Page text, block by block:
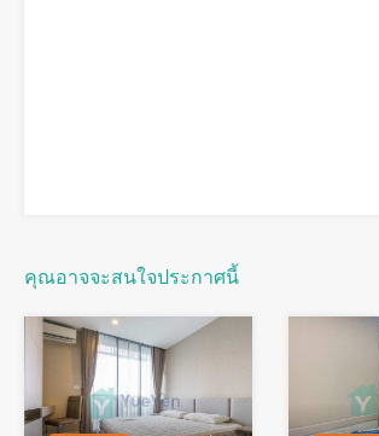
คุณอาจจะสนใจประกาศนี้